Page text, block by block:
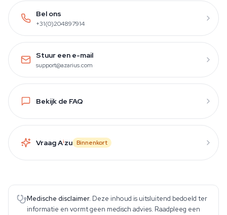
Bel ons
+31(0)204897914
Stuur een e-mail
support@azarius.com
Bekijk de FAQ
Vraag Aizu Binnenkort
Medische disclaimer. Deze inhoud is uitsluitend bedoeld ter
informatie en vormt geen medisch advies. Raadpleeg een